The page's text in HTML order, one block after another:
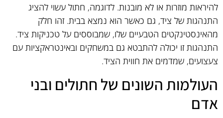
להיראות מוזרות או לא מובנות. לדוגמה, חתול עשוי להציג
התנהגות של ציד, גם כאשר הוא נמצא בבית. זהו חלק
מהאינסטינקטים הטבעיים שלו, שמבוססים על טכניקות ציד.
התנהגות זו יכולה להתבטא גם במשחקים ובאינטראקציות עם
צעצועים, שמדמים את חווית הציד.
העולמות השונים של חתולים ובני
אדם